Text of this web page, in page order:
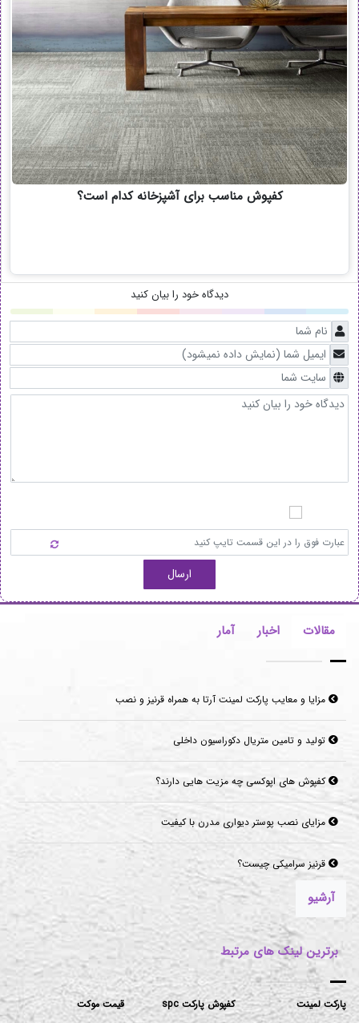
کفپوش مناسب برای آشپزخانه کدام است؟
دیدگاه خود را بیان کنید
ارسال
مقالات اخبار آمار
مزایا و معایب پارکت لمینت آرتا به همراه قرنیز و نصب
تولید و تامین متریال دکوراسیون داخلی
کفپوش های اپوکسی چه مزیت هایی دارند؟
مزایای نصب پوستر دیواری مدرن با کیفیت
قرنیز سرامیکی چیست؟
آرشیو
برترین لینک های مرتبط
پارکت لمینت
کفپوش پارکت spc
قیمت موکت